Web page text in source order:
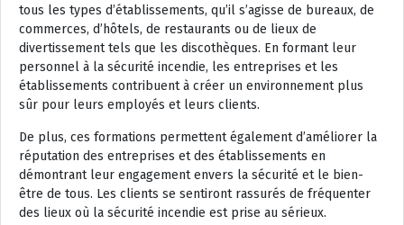
tous les types d’établissements, qu’il s’agisse de bureaux, de
commerces, d’hôtels, de restaurants ou de lieux de
divertissement tels que les discothèques. En formant leur
personnel à la sécurité incendie, les entreprises et les
établissements contribuent à créer un environnement plus
sûr pour leurs employés et leurs clients.
De plus, ces formations permettent également d’améliorer la
réputation des entreprises et des établissements en
démontrant leur engagement envers la sécurité et le bien-
être de tous. Les clients se sentiront rassurés de fréquenter
des lieux où la sécurité incendie est prise au sérieux.